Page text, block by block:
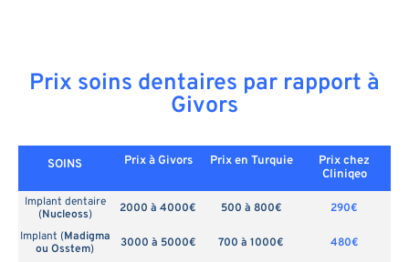
Prix soins dentaires par rapport à
Givors
SOINS Prix à Givors Prix en Turquie
Prix chez
Cliniqeo
Implant dentaire
(Nucleoss) 2000 à 4000€ 500 à 800€
290€
Implant (Madigma
ou Osstem) 3000 à 5000€ 700 à 1000€
480€